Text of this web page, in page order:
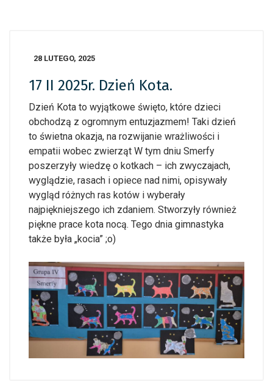
28 LUTEGO, 2025
17 II 2025r. Dzień Kota.
Dzień Kota to wyjątkowe święto, które dzieci
obchodzą z ogromnym entuzjazmem! Taki dzień
to świetna okazja, na rozwijanie wrażliwości i
empatii wobec zwierząt W tym dniu Smerfy
poszerzyły wiedzę o kotkach – ich zwyczajach,
wyglądzie, rasach i opiece nad nimi, opisywały
wygląd różnych ras kotów i wyberały
najpiękniejszego ich zdaniem. Stworzyły również
piękne prace kota nocą. Tego dnia gimnastyka
także była „kocia” ;o)